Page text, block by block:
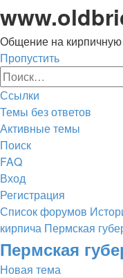
Общение на
Пропустить
Ссылки
Темы без ответов
Активные темы
Поиск
FAQ
Вход
Регистрация
Список форумов
кирпича Пермская
Поиск
Пермская
Новая тема